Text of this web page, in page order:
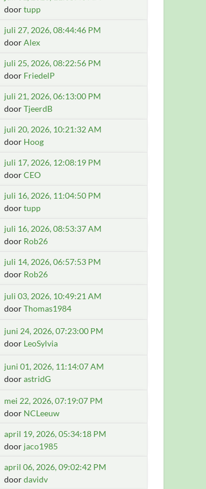
doortupp
juli 27, 2026, 08:44:46 PM
doorAlex
juli 25, 2026, 08:22:56 PM
door FriedelP
juli 21, 2026, 06:13:00 PM
doorTjeerdB
juli 20, 2026, 10:21:32 AM
door Hoog
juli 17, 2026, 12:08:19 PM
doorCEO
juli 16, 2026, 11:04:50 PM
doortupp
juli 16, 2026, 08:53:37 AM
door Rob26
juli 14, 2026, 06:57:53 PM
door Rob26
juli 03, 2026, 10:49:21 AM
doorThomas1984
juni 24, 2026, 07:23:00 PM
door LeoSylvia
juni 01, 2026, 11:14:07 AM
doorastridG
mei 22, 2026, 07:19:07 PM
door NCLeeuw
april 19, 2026, 05:34:18 PM
door jaco1985
april 06, 2026, 09:02:42 PM
doordavidv